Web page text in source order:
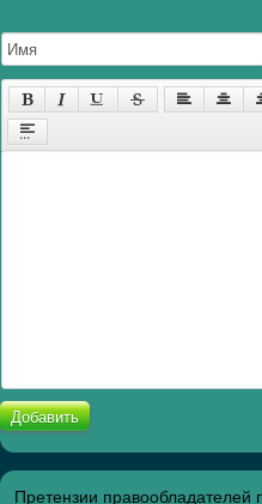
Добавить
Претензии